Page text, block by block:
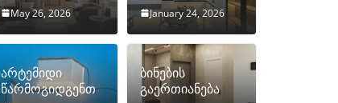
May 26, 2026 January 24, 2026
არტემიდი
წარმოგიდგენთ
ბინების
გაერთიანება